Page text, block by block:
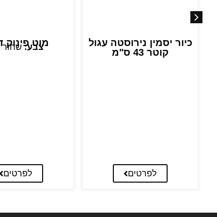
כיור יסמין נירוסטה עגול
קוטר 43 ס"מ
לפרטים
מוט פינוק
צבע:
לפרטים